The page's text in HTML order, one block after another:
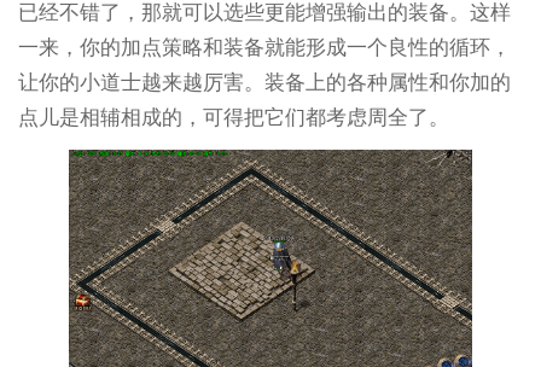
已经不错了，那就可以选些更能增强输出的装备。这样
一来，你的加点策略和装备就能形成一个良性的循环，
让你的小道士越来越厉害。装备上的各种属性和你加的
点儿是相辅相成的，可得把它们都考虑周全了。